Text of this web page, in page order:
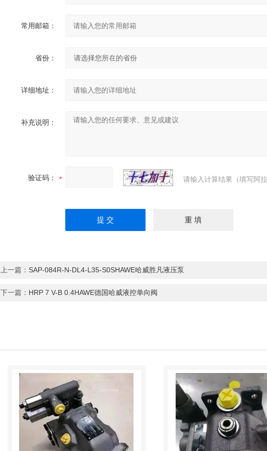
常用邮箱：
省份：
详细地址：
补充说明：
验证码： 请输入计算结果（填写阿
上一篇： SAP-084R-N-DL4-L35-S0SHAWE哈威胜凡液压泵
下一篇： HRP 7 V-B 0.4HAWE德国哈威液控单向阀